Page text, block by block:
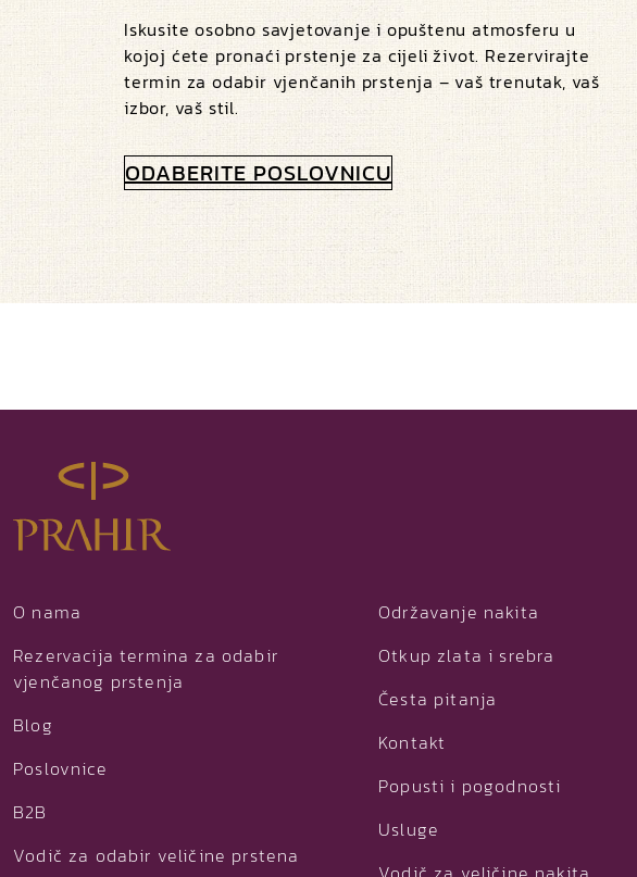
Iskusite osobno savjetovanje i opuštenu atmosferu u
kojoj ćete pronaći prstenje za cijeli život. Rezervirajte
termin za odabir vjenčanih prstenja – vaš trenutak, vaš
izbor, vaš stil.
ODABERITE POSLOVNICU
O nama
Rezervacija termina za odabir
vjenčanog prstenja
Blog
Poslovnice
B2B
Vodič za odabir veličine prstena
Održavanje nakita
Otkup zlata i srebra
Česta pitanja
Kontakt
Popusti i pogodnosti
Usluge